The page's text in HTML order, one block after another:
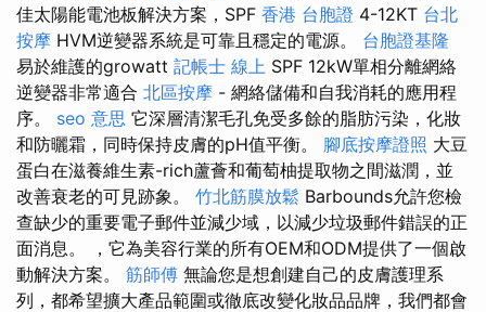
佳太陽能電池板解決方案，SPF 香港 台胞證 4-12KT 台北
按摩 HVM逆變器系統是可靠且穩定的電源。 台胞證基隆
易於維護的growatt 記帳士 線上 SPF 12kW單相分離網絡
逆變器非常適合 北區按摩 - 網絡儲備和自我消耗的應用程
序。 seo 意思 它深層清潔毛孔免受多餘的脂肪污染，化妝
和防曬霜，同時保持皮膚的pH值平衡。 腳底按摩證照 大豆
蛋白在滋養維生素-rich蘆薈和葡萄柚提取物之間滋潤，並
改善衰老的可見跡象。 竹北筋膜放鬆 Barbounds允許您檢
查缺少的重要電子郵件並減少域，以減少垃圾郵件錯誤的正
面消息。 ，它為美容行業的所有OEM和ODM提供了一個啟
動解決方案。 筋師傅 無論您是想創建自己的皮膚護理系
列，都希望擴大產品範圍或徹底改變化妝品品牌，我們都會